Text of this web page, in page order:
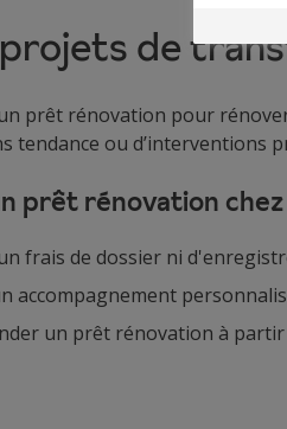
projets de
prêt rénovation pour
tendance ou
prêt rénovation chez
frais de dossier ni
accompagnement
un prêt rénovation à partir